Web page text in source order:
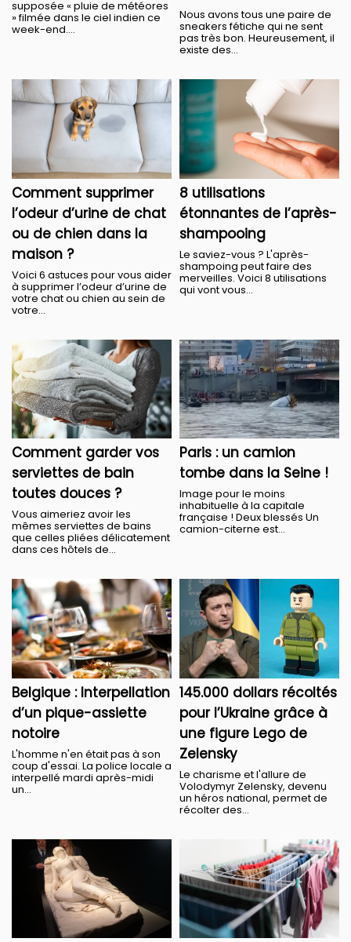
supposée « pluie de météores
» filmée dans le ciel indien ce
week-end....
Nous avons tous une paire de
sneakers fétiche qui ne sent
pas très bon. Heureusement, il
existe des...
Comment supprimer
l’odeur d’urine de chat
ou de chien dans la
maison ?
Voici 6 astuces pour vous aider
à supprimer l’odeur d’urine de
votre chat ou chien au sein de
votre...
8 utilisations
étonnantes de l’après-
shampooing
Le saviez-vous ? L'après-
shampoing peut faire des
merveilles. Voici 8 utilisations
qui vont vous...
Comment garder vos
serviettes de bain
toutes douces ?
Vous aimeriez avoir les
mêmes serviettes de bains
que celles pliées délicatement
dans ces hôtels de...
Paris : un camion
tombe dans la Seine !
Image pour le moins
inhabituelle à la capitale
française ! Deux blessés Un
camion-citerne est...
Belgique : Interpellation
d’un pique-assiette
notoire
L'homme n'en était pas à son
coup d'essai. La police locale a
interpellé mardi après-midi
un...
145.000 dollars récoltés
pour l’Ukraine grâce à
une figure Lego de
Zelensky
Le charisme et l'allure de
Volodymyr Zelensky, devenu
un héros national, permet de
récolter des...